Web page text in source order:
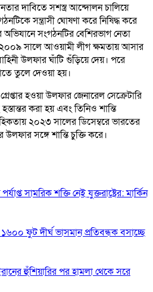
দাবিতে সশস্ত্র আন্দোলন চালিয়ে
সন্ত্রাসী ঘোষণা করে নিষিদ্ধ করে
অভিযানে সংগঠনটির বেশিরভাগ নেতা
সালে আওয়ামী লীগ ক্ষমতায় আসার
উলফার ঘাঁটি গুঁড়িয়ে দেয়। পরে
তুলে দেওয়া হয়।
হওয়া উলফার জেনারেল সেক্রেটারি
করা হয় এবং তিনিও শান্তি
২০২৩ সালের ডিসেম্বরে ভারতের
সঙ্গে শান্তি চুক্তি করে।
সামরিক শক্তি নেই যুক্তরাষ্ট্রের: মার্কিন
ফুট দীর্ঘ ভাসমান প্রতিবন্ধক বসাচ্ছে
হুঁশিয়ারির পর হামলা থেকে সরে